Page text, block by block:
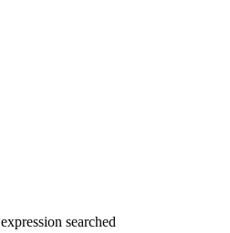
expression searched